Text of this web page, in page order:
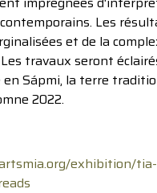
Les
et de la
travaux seront
en Sápmi, la terre
2022.
exhibition/